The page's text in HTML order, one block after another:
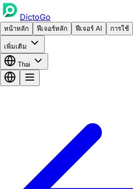
DictoGo
หน้าหลัก ฟีเจอร์หลัก ฟีเจอร์ AI การใช้
เพิ่มเติม
Thai